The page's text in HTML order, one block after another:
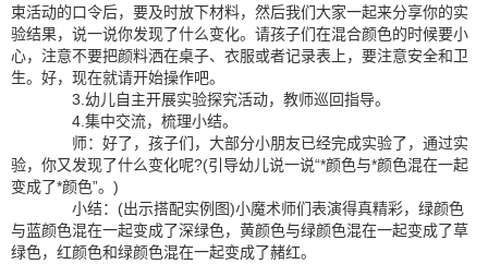
束活动的口令后，要及时放下材料，然后我们大家一起来分享你的实
验结果，说一说你发现了什么变化。请孩子们在混合颜色的时候要小
心，注意不要把颜料洒在桌子、衣服或者记录表上，要注意安全和卫
生。好，现在就请开始操作吧。
3.幼儿自主开展实验探究活动，教师巡回指导。
4.集中交流，梳理小结。
师：好了，孩子们，大部分小朋友已经完成实验了，通过实
验，你又发现了什么变化呢?(引导幼儿说一说“*颜色与*颜色混在一起
变成了*颜色”。)
小结：(出示搭配实例图)小魔术师们表演得真精彩，绿颜色
与蓝颜色混在一起变成了深绿色，黄颜色与绿颜色混在一起变成了草
绿色，红颜色和绿颜色混在一起变成了赭红。